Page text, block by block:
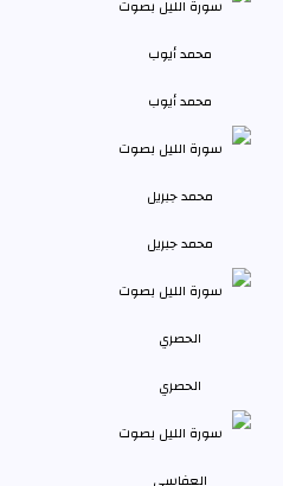
محمد أيوب
محمد جبريل
الحصري